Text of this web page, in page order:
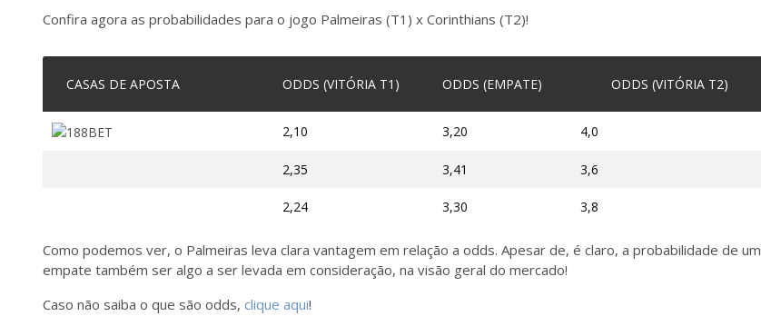
Confira agora as probabilidades para o jogo Palmeiras (T1) x Corinthians (T2)!
CASAS DE APOSTA ODDS (VITÓRIA T1) ODDS (EMPATE) ODDS (VITÓRIA T2)
2,10 3,20 4,0
2,35 3,41 3,6
2,24 3,30 3,8
Como podemos ver, o Palmeiras leva clara vantagem em relação a odds. Apesar de, é claro, a probabilidade de um
empate também ser algo a ser levada em consideração, na visão geral do mercado!
Caso não saiba o que são odds, clique aqui!